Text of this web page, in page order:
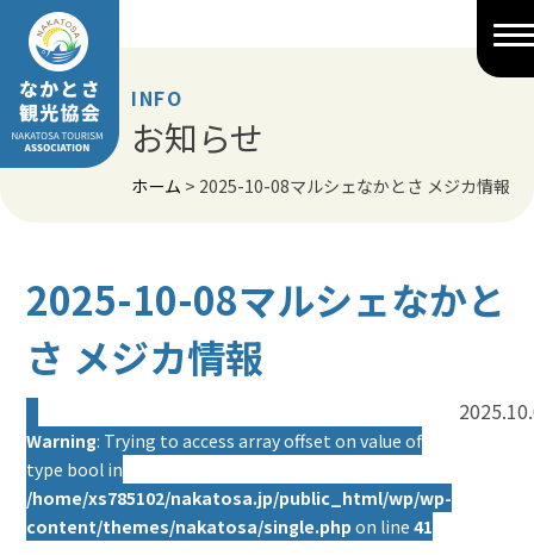
Skip
content
INFO
お知らせ
ホーム > 2025-10-08マルシェなかとさ メジカ情報
2025-10-08マルシェなかと
さ メジカ情報
Warning: Trying to access array offset on value of
type bool in
/home/xs785102/nakatosa.jp/public_html/wp/wp-
content/themes/nakatosa/single.php on line41